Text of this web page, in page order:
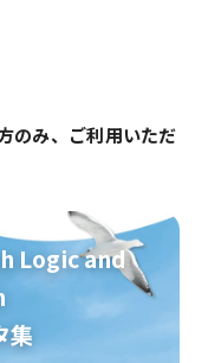
のみ、ご利用いただ
Logic and
集